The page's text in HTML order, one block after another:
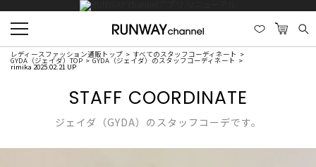
レディースファッション通販トップ すべてのスタッフコーディネート
GYDA（ジェイダ）TOP GYDA（ジェイダ）のスタッフコーディネート
rimika 2025.02.21 UP
STAFF COORDINATE
ジェイダ（GYDA）のスタッフコーデです。